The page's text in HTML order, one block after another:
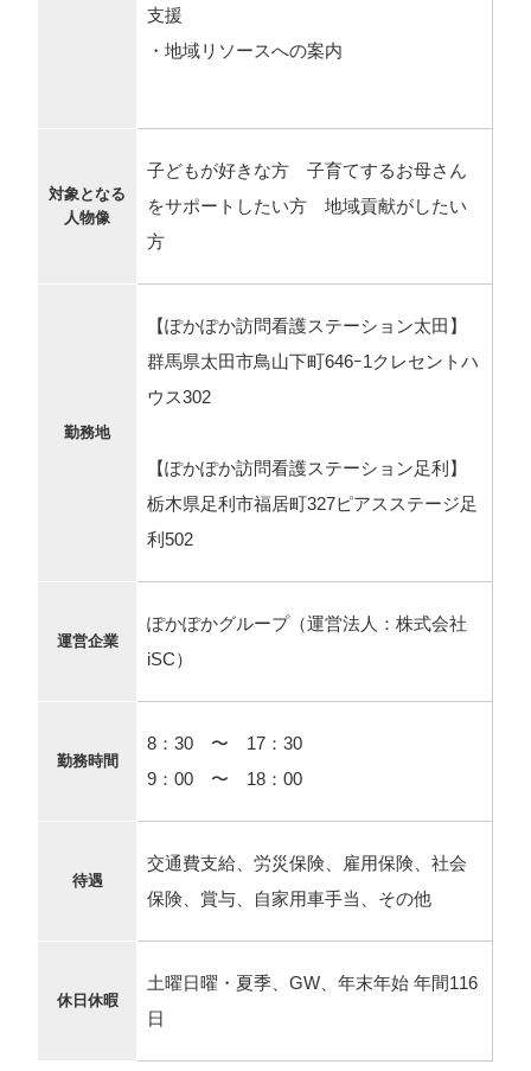
支援
・地域リソースへの案内
対象となる
人物像
子どもが好きな方 子育てするお母さん
をサポートしたい方 地域貢献がしたい
方
勤務地
【ぽかぽか訪問看護ステーション太田】
群馬県太田市鳥山下町646ｰ1クレセントハ
ウス302
【ぽかぽか訪問看護ステーション足利】
栃木県足利市福居町327ピアスステージ足
利502
運営企業
ぽかぽかグループ（運営法人：株式会社
iSC）
勤務時間
8：30 〜 17：30
9：00 〜 18：00
待遇
交通費支給、労災保険、雇用保険、社会
保険、賞与、自家用車手当、その他
休日休暇
土曜日曜・夏季、GW、年末年始 年間116
日